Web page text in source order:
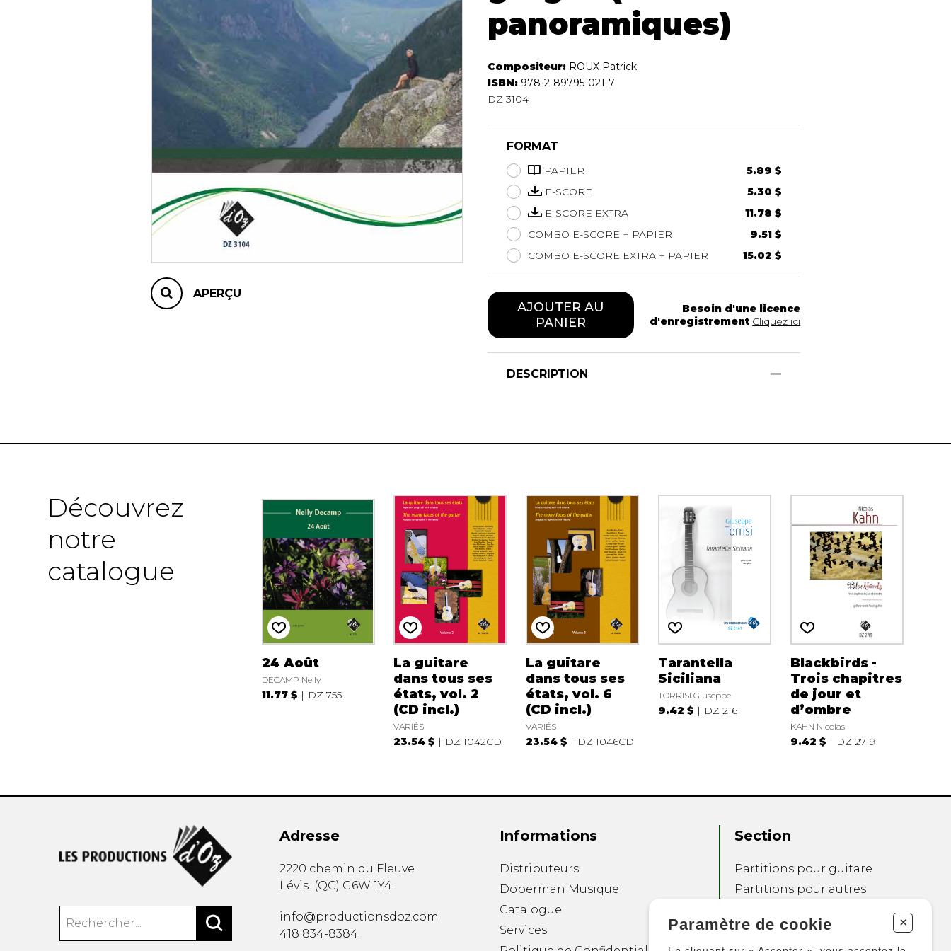
Luth
Percussion
Piano
Trompette
Tuba
Ukulélé
Violon
Violoncelle
Voix
APERÇU
panoramiques)
Compositeur: ROUX Patrick
ISBN: 978-2-89795-021-7
DZ 3104
FORMAT
PAPIER
5.89 $
E-SCORE
5.30 $
E-SCORE EXTRA
11.78 $
COMBO E-SCORE + PAPIER
9.51 $
COMBO E-SCORE EXTRA + PAPIER
15.02 $
AJOUTER AU
PANIER
Besoin d'une licence
d'enregistrement Cliquez ici
DESCRIPTION
Découvrez
notre
catalogue
24 Août
DECAMP Nelly
11.77 $ DZ 755
La guitare
dans tous ses
états, vol. 2
(CD incl.)
VARIÉS
23.54 $ DZ 1042CD
La guitare
dans tous ses
états, vol. 6
(CD incl.)
VARIÉS
23.54 $ DZ 1046CD
Tarantella
Siciliana
TORRISI Giuseppe
9.42 $ DZ 2161
Blackbirds -
Trois chapitres
de jour et
d’ombre
KAHN Nicolas
9.42 $ DZ 2719
Adresse
2220 chemin du Fleuve
Lévis (QC) G6W 1Y4
info@productionsdoz.com
418 834-8384
Informations
Distributeurs
Doberman Musique
Catalogue
Services
Section
Partitions pour guitare
Partitions pour autres
Partitions pour
ensembles
Paramètre de cookie +